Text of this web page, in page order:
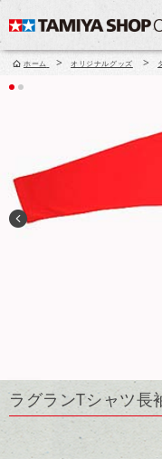
ホーム > オリジナルグッズ >
ラグランTシャツ長